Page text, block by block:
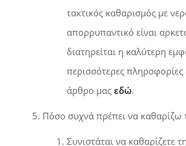
τακτικός καθαρισμός με
απορρυπαντικό είναι
διατηρείται η καλύτερη
περισσότερες πληροφορίες
άρθρο μας εδώ.
Πόσο συχνά πρέπει να καθαρίζω
Συνιστάται να καθαρίζετε